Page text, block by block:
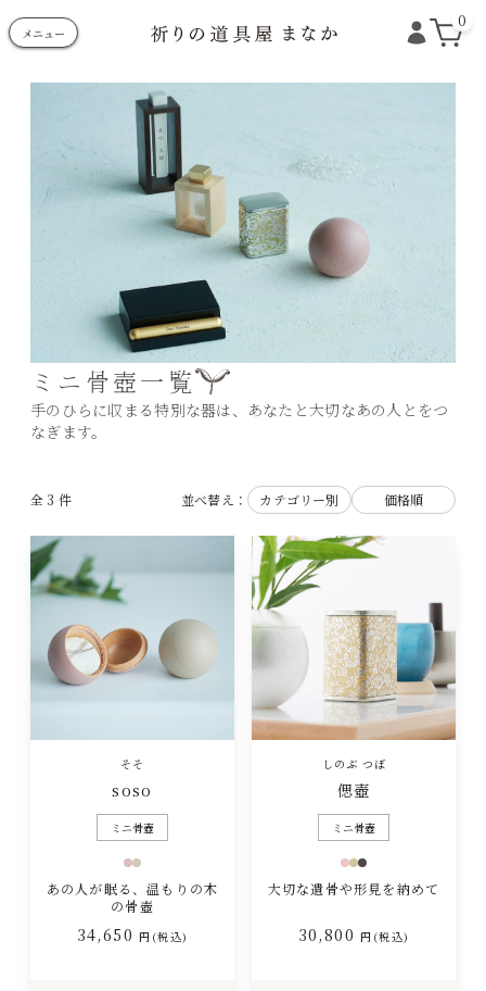
メニュー
0
ミニ骨壺一覧
手のひらに収まる特別な器は、あなたと大切なあの人とをつ
なぎます。
全 3 件 並べ替え： カテゴリー別 価格順
そそ
soso
ミニ骨壺
あの人が眠る、温もりの木
の骨壺
34,650 円(税込)
しのぶ つぼ
偲壺
ミニ骨壺
大切な遺骨や形見を納めて
30,800 円(税込)